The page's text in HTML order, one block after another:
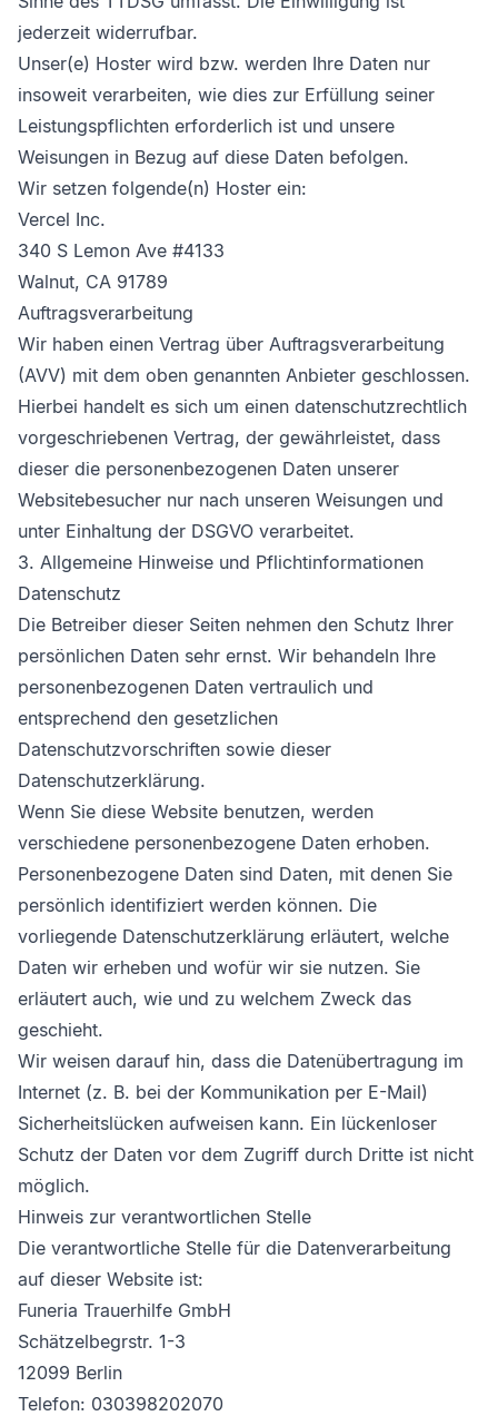
jederzeit widerrufbar.
Unser(e) Hoster wird bzw. werden Ihre Daten nur
insoweit verarbeiten, wie dies zur Erfüllung seiner
Leistungspflichten erforderlich ist und unsere
Weisungen in Bezug auf diese Daten befolgen.
Wir setzen folgende(n) Hoster ein:
Vercel Inc.
340 S Lemon Ave #4133
Walnut, CA 91789
Auftragsverarbeitung
Wir haben einen Vertrag über Auftragsverarbeitung
(AVV) mit dem oben genannten Anbieter geschlossen.
Hierbei handelt es sich um einen datenschutzrechtlich
vorgeschriebenen Vertrag, der gewährleistet, dass
dieser die personenbezogenen Daten unserer
Websitebesucher nur nach unseren Weisungen und
unter Einhaltung der DSGVO verarbeitet.
3. Allgemeine Hinweise und Pflicht­informationen
Datenschutz
Die Betreiber dieser Seiten nehmen den Schutz Ihrer
persönlichen Daten sehr ernst. Wir behandeln Ihre
personenbezogenen Daten vertraulich und
entsprechend den gesetzlichen
Datenschutzvorschriften sowie dieser
Datenschutzerklärung.
Wenn Sie diese Website benutzen, werden
verschiedene personenbezogene Daten erhoben.
Personenbezogene Daten sind Daten, mit denen Sie
persönlich identifiziert werden können. Die
vorliegende Datenschutzerklärung erläutert, welche
Daten wir erheben und wofür wir sie nutzen. Sie
erläutert auch, wie und zu welchem Zweck das
geschieht.
Wir weisen darauf hin, dass die Datenübertragung im
Internet (z. B. bei der Kommunikation per E-Mail)
Sicherheitslücken aufweisen kann. Ein lückenloser
Schutz der Daten vor dem Zugriff durch Dritte ist nicht
möglich.
Hinweis zur verantwortlichen Stelle
Die verantwortliche Stelle für die Datenverarbeitung
auf dieser Website ist:
Funeria Trauerhilfe GmbH
Schätzelbegrstr. 1-3
12099 Berlin
Telefon: 030398202070